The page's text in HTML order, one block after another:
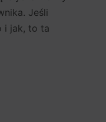
Jeśli
i jak, to ta